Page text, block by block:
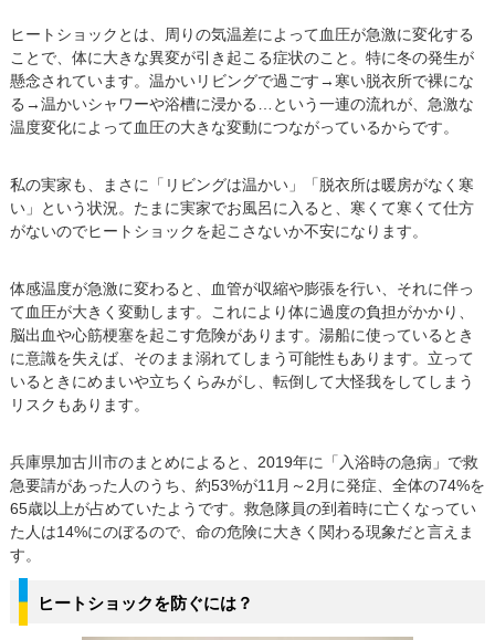
ヒートショックとは、周りの気温差によって血圧が急激に変化する
ことで、体に大きな異変が引き起こる症状のこと。特に冬の発生が
懸念されています。温かいリビングで過ごす→寒い脱衣所で裸にな
る→温かいシャワーや浴槽に浸かる…という一連の流れが、急激な
温度変化によって血圧の大きな変動につながっているからです。
私の実家も、まさに「リビングは温かい」「脱衣所は暖房がなく寒
い」という状況。たまに実家でお風呂に入ると、寒くて寒くて仕方
がないのでヒートショックを起こさないか不安になります。
体感温度が急激に変わると、血管が収縮や膨張を行い、それに伴っ
て血圧が大きく変動します。これにより体に過度の負担がかかり、
脳出血や心筋梗塞を起こす危険があります。湯船に使っているとき
に意識を失えば、そのまま溺れてしまう可能性もあります。立って
いるときにめまいや立ちくらみがし、転倒して大怪我をしてしまう
リスクもあります。
兵庫県加古川市のまとめによると、2019年に「入浴時の急病」で救
急要請があった人のうち、約53%が11月～2月に発症、全体の74%を
65歳以上が占めていたようです。救急隊員の到着時に亡くなってい
た人は14%にのぼるので、命の危険に大きく関わる現象だと言えま
す。
ヒートショックを防ぐには？